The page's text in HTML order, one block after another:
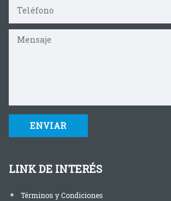
LINK DE INTERÉS
Términos y Condiciones